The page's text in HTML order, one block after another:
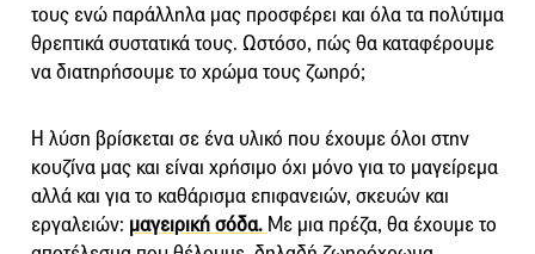
τους ενώ παράλληλα μας προσφέρει και όλα τα πολύτιμα
θρεπτικά συστατικά τους. Ωστόσο, πώς θα καταφέρουμε
να διατηρήσουμε το χρώμα τους ζωηρό;
Η λύση βρίσκεται σε ένα υλικό που έχουμε όλοι στην
κουζίνα μας και είναι χρήσιμο όχι μόνο για το μαγείρεμα
αλλά και για το καθάρισμα επιφανειών, σκευών και
εργαλειών: μαγειρική σόδα. Με μια πρέζα, θα έχουμε το